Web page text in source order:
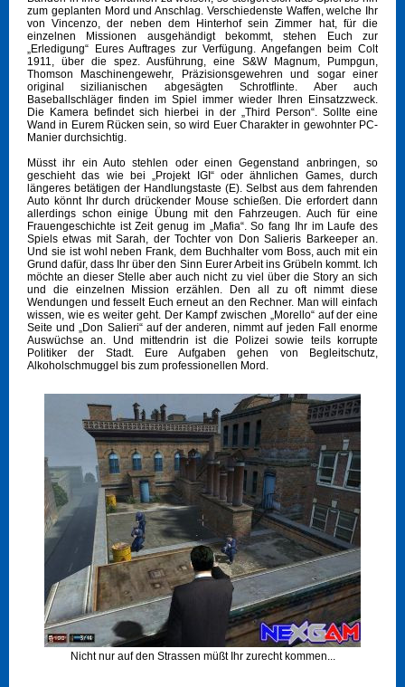
zum geplanten Mord und Anschlag. Verschiedenste Waffen, welche Ihr
von Vincenzo, der neben dem Hinterhof sein Zimmer hat, für die
einzelnen Missionen ausgehändigt bekommt, stehen Euch zur
„Erledigung“ Eures Auftrages zur Verfügung. Angefangen beim Colt
1911, über die spez. Ausführung, eine S&W Magnum, Pumpgun,
Thomson Maschinengewehr, Präzisionsgewehren und sogar einer
original sizilianischen abgesägten Schrotflinte. Aber auch
Baseballschläger finden im Spiel immer wieder Ihren Einsatzzweck.
Die Kamera befindet sich hierbei in der „Third Person“. Sollte eine
Wand in Eurem Rücken sein, so wird Euer Charakter in gewohnter PC-
Manier durchsichtig.
Müsst ihr ein Auto stehlen oder einen Gegenstand anbringen, so
geschieht das wie bei „Projekt IGI“ oder ähnlichen Games, durch
längeres betätigen der Handlungstaste (E). Selbst aus dem fahrenden
Auto könnt Ihr durch drückender Mouse schießen. Die erfordert dann
allerdings schon einige Übung mit den Fahrzeugen. Auch für eine
Frauengeschichte ist Zeit genug im „Mafia“. So fang Ihr im Laufe des
Spiels etwas mit Sarah, der Tochter von Don Salieris Barkeeper an.
Und sie ist wohl neben Frank, dem Buchhalter vom Boss, auch mit ein
Grund dafür, dass Ihr über den Sinn Eurer Arbeit ins Grübeln kommt. Ich
möchte an dieser Stelle aber auch nicht zu viel über die Story an sich
und die einzelnen Mission erzählen. Den all zu oft nimmt diese
Wendungen und fesselt Euch erneut an den Rechner. Man will einfach
wissen, wie es weiter geht. Der Kampf zwischen „Morello“ auf der eine
Seite und „Don Salieri“ auf der anderen, nimmt auf jeden Fall enorme
Auswüchse an. Und mittendrin ist die Polizei sowie teils korrupte
Politiker der Stadt. Eure Aufgaben gehen von Begleitschutz,
Alkoholschmuggel bis zum professionellen Mord.
Nicht nur auf den Strassen müßt Ihr zurecht kommen...